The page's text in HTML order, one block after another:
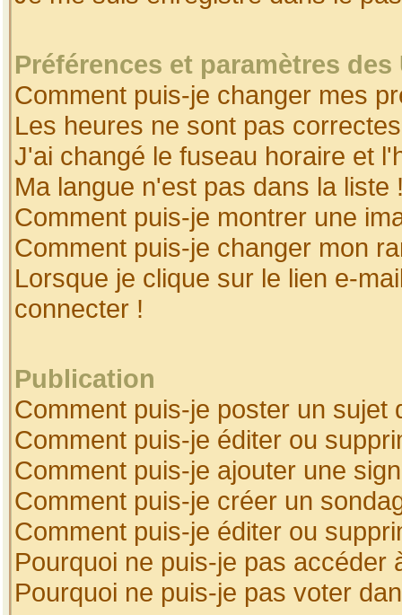
Préférences et paramètres
Comment puis-je changer mes
Les heures ne sont pas
J'ai changé le fuseau horaire et
Ma langue n'est pas dans la liste
Comment puis-je montrer une
Comment puis-je changer mon
Lorsque je clique sur le lien e-
connecter !
Publication
Comment puis-je poster un sujet
Comment puis-je éditer ou
Comment puis-je ajouter une
Comment puis-je créer un
Comment puis-je éditer ou
Pourquoi ne puis-je pas accéder
Pourquoi ne puis-je pas voter